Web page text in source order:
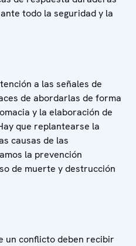
todo la seguridad y la
a las señales de
de abordarlas de forma
y la elaboración de
que replantearse la
causas de las
la prevención
de muerte y destrucción
un conflicto deben recibir